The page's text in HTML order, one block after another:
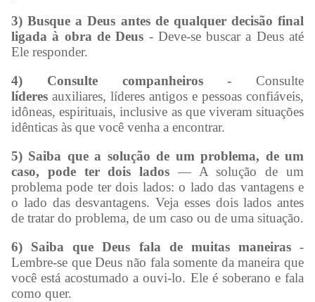
3) Busque a Deus antes de qualquer decisão final
ligada à obra de Deus - Deve-se buscar a Deus até
Ele responder.
4) Consulte companheiros - Consulte
líderes auxiliares, líderes antigos e pessoas confiáveis,
idôneas, espirituais, inclusive as que viveram situações
idênticas às que você venha a encontrar.
5) Saiba que a solução de um problema, de um
caso, pode ter dois lados — A solução de um
problema pode ter dois lados: o lado das vantagens e
o lado das desvantagens. Veja esses dois lados antes
de tratar do problema, de um caso ou de uma situação.
6) Saiba que Deus fala de muitas maneiras-
Lembre-se que Deus não fala somente da maneira que
você está acostumado a ouvi-lo. Ele é soberano e fala
como quer.